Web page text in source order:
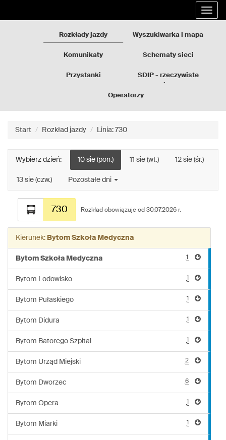
Rozkłady jazdy Wyszukiwarka i mapa
Komunikaty Schematy sieci
Przystanki
SDIP - rzeczywiste
Operatorzy
Start Rozkład jazdy Linia: 730
Wybierz dzień: 10 sie (pon.) 11 sie (wt.) 12 sie (śr.)
13 sie (czw.) Pozostałe dni
730
jazdy
linii:
730
Rozkład obowiązuje od 30.07.2026 r.
Kierunek: Bytom Szkoła Medyczna
Bytom Szkoła Medyczna 1
Bytom Lodowisko 1
Bytom Pułaskiego 1
Bytom Didura 1
Bytom Batorego Szpital 1
Bytom Urząd Miejski 2
Bytom Dworzec 6
Bytom Opera 1
Bytom Miarki 1